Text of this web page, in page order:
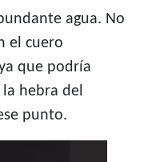
agua. No
el cuero
que podría
hebra del
punto.